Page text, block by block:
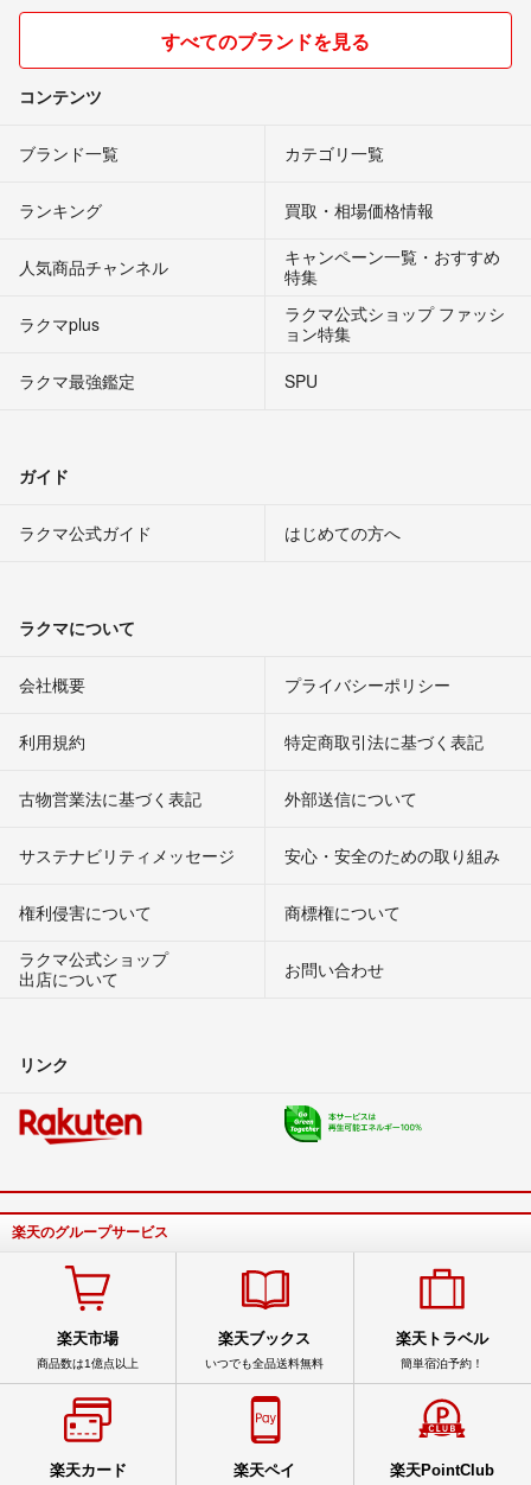
すべてのブランドを見る
コンテンツ
ブランド一覧 カテゴリ一覧
ランキング 買取・相場価格情報
人気商品チャンネル
キャンペーン一覧・おすすめ
特集
ラクマplus
ラクマ公式ショップ ファッシ
ョン特集
ラクマ最強鑑定
SPU
ガイド
ラクマ公式ガイド はじめての方へ
ラクマについて
会社概要 プライバシーポリシー
利用規約 特定商取引法に基づく表記
古物営業法に基づく表記 外部送信について
サステナビリティメッセージ 安心・安全のための取り組み
権利侵害について
商標権について
ラクマ公式ショップ
出店について
お問い合わせ
リンク
楽天のグループサービス
楽天市場
商品数は1億点以上
楽天ブックス
いつでも全品送料無料
楽天トラベル
簡単宿泊予約！
楽天カード 楽天ペイ 楽天PointClub